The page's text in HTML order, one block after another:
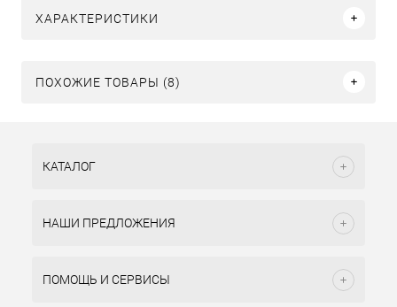
ХАРАКТЕРИСТИКИ
ПОХОЖИЕ ТОВАРЫ (8)
КАТАЛОГ
НАШИ ПРЕДЛОЖЕНИЯ
ПОМОЩЬ И СЕРВИСЫ